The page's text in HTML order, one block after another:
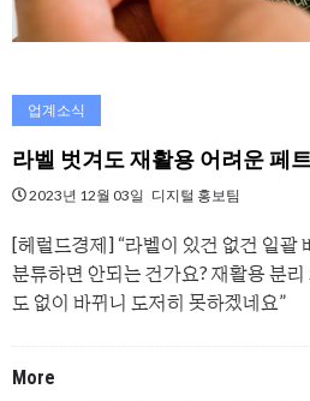
업계소식
라벨 벗겨도 재활용 어려운 페
2023년 12월 03일 디지털 홍보팀
[헤럴드경제] “라벨이 있건 없건 일괄
분류하면 안되는 건가요? 재활용 분
도 없이 바뀌니 도저히 못하겠네요”
More